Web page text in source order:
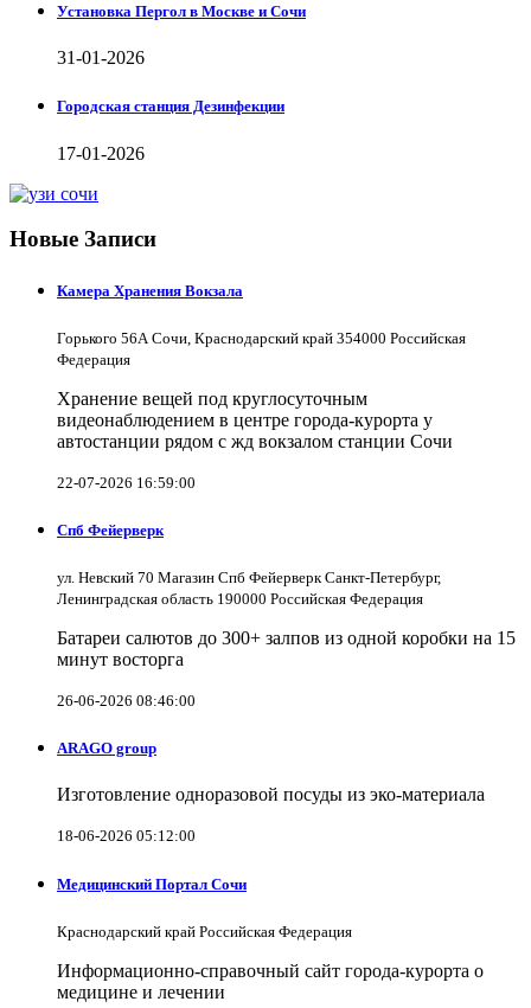
Установка Пергол в Москве и Сочи
31-01-2026
Городская станция Дезинфекции
17-01-2026
Новые Записи
Камера Хранения Вокзала
Горького 56А Сочи, Краснодарский край 354000 Российская
Федерация
Хранение вещей под круглосуточным
видеонаблюдением в центре города-курорта у
автостанции рядом с жд вокзалом станции Сочи
22-07-2026 16:59:00
Спб Фейерверк
ул. Невский 70 Магазин Спб Фейерверк Санкт-Петербург,
Ленинградская область 190000 Российская Федерация
Батареи салютов до 300+ залпов из одной коробки на 15
минут восторга
26-06-2026 08:46:00
ARAGO group
Изготовление одноразовой посуды из эко-материала
18-06-2026 05:12:00
Медицинский Портал Сочи
Краснодарский край Российская Федерация
Информационно-справочный сайт города-курорта о
медицине и лечении